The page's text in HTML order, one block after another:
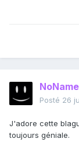
NoName
Posté 26
J'adore cette
toujours géniale.